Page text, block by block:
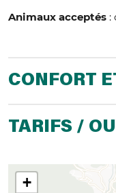
Animaux acceptés :
CONFORT
TARIFS /
+